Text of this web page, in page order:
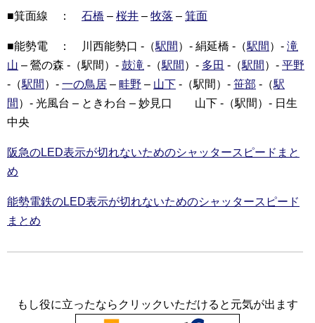
■箕面線 ： 石橋 – 桜井 – 牧落 – 箕面
■能勢電 ： 川西能勢口 -（駅間 ）- 絹延橋 -（駅間 ）- 滝
山 – 鶯の森 -（駅間）- 鼓滝 -（駅間 ）- 多田 -（駅間 ）- 平野
-（駅間 ）- 一の鳥居 – 畦野 – 山下 -（駅間）- 笹部 -（駅
間 ）- 光風台 – ときわ台 – 妙見口 山下 -（駅間）- 日生
中央
阪急のLED表示が切れないためのシャッタースピードまと
め
能勢電鉄のLED表示が切れないためのシャッタースピード
まとめ
もし役に立ったならクリックいただけると元気が出ます